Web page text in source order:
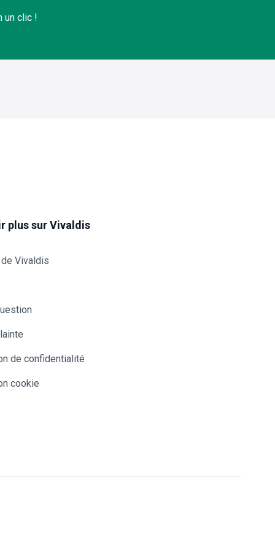
un clic !
plus sur Vivaldis
Vivaldis
de confidentialité
cookie